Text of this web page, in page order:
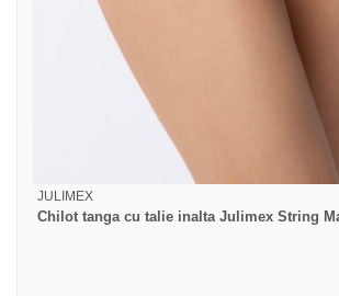
JULIMEX
Chilot tanga cu talie inalta Julimex String